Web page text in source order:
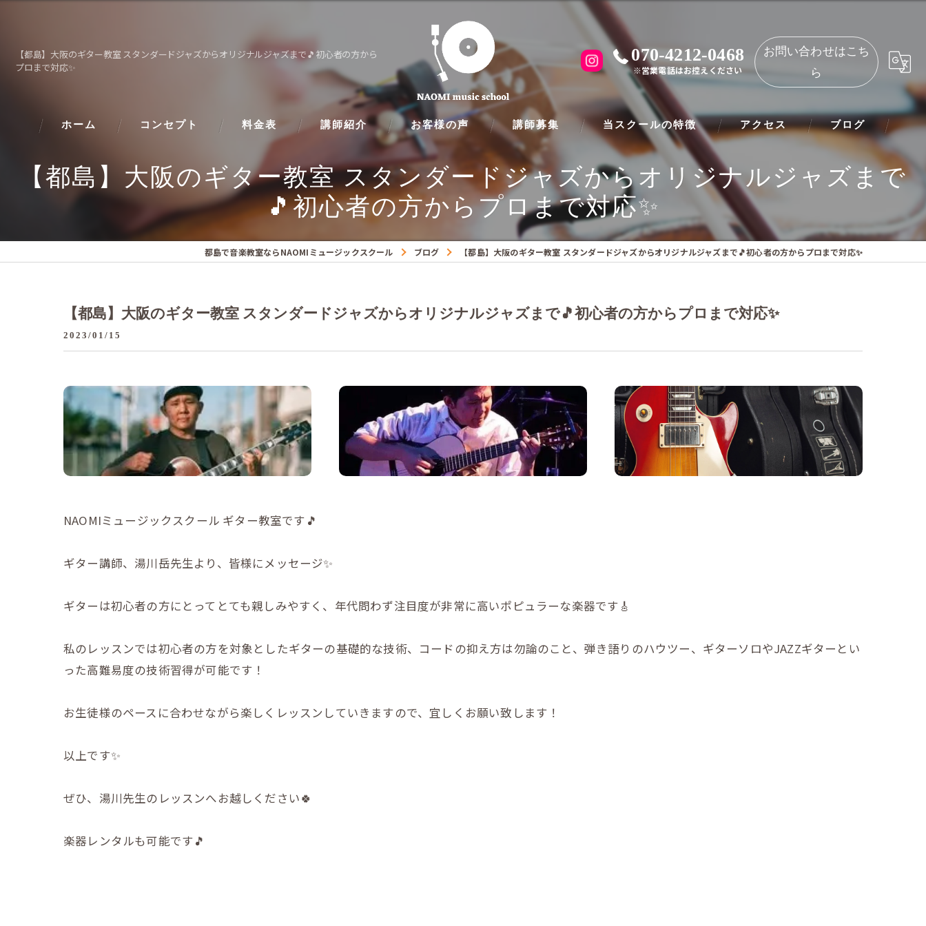
【都島】大阪のギター教室 スタンダードジャズからオリジナルジャズまで🎵初心者の方から
プロまで対応✨
070-4212-0468
※営業電話はお控えください
お問い合わせはこち
ら
ホーム コンセプト 料金表 講師紹介 お客様の声 講師募集 当スクールの特徴
ピアノ
フルート
クラリネット
アクセス
NAOMIミュージックスクール 都島教室
NAOMIミュージックスクール 守口教室
ブログ
【都島】大阪のギター教室 スタンダードジャズからオリジナルジャズまで
🎵初心者の方からプロまで対応✨
都島で音楽教室ならNAOMIミュージックスクール ブログ 【都島】大阪のギター教室 スタンダードジャズからオリジナルジャズまで🎵初心者の方からプロまで対応✨
【都島】大阪のギター教室 スタンダードジャズからオリジナルジャズまで🎵初心者の方からプロまで対応✨
2023/01/15
NAOMIミュージックスクール ギター教室です🎵
ギター講師、湯川岳先生より、皆様にメッセージ✨
ギターは初心者の方にとってとても親しみやすく、年代問わず注目度が非常に高いポピュラーな楽器です🎸
私のレッスンでは初心者の方を対象としたギターの基礎的な技術、コードの抑え方は勿論のこと、弾き語りのハウツー、ギターソロやJAZZギターとい
った高難易度の技術習得が可能です！
お生徒様のペースに合わせながら楽しくレッスンしていきますので、宜しくお願い致します！
以上です✨
ぜひ、湯川先生のレッスンへお越しください🍀
楽器レンタルも可能です🎵